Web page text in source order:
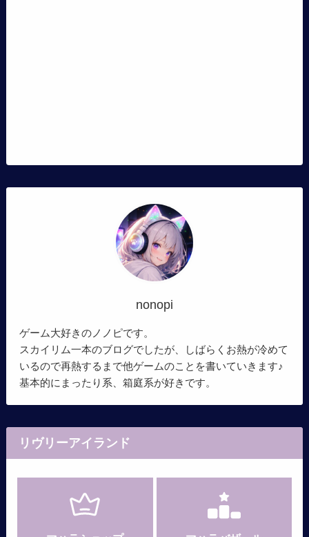
nonopi
ゲーム大好きのノノピです。
スカイリム一本のブログでしたが、しばらくお熱が冷めて
いるので再熱するまで他ゲームのことを書いていきます♪
基本的にまったり系、箱庭系が好きです。
リヴリーアイランド